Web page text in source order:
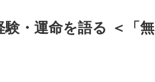
・運命を語る ＜「無